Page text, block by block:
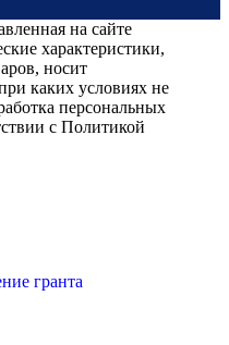
на сайте
характеристики,
носит
каких условиях не
персональных
с Политикой
гранта